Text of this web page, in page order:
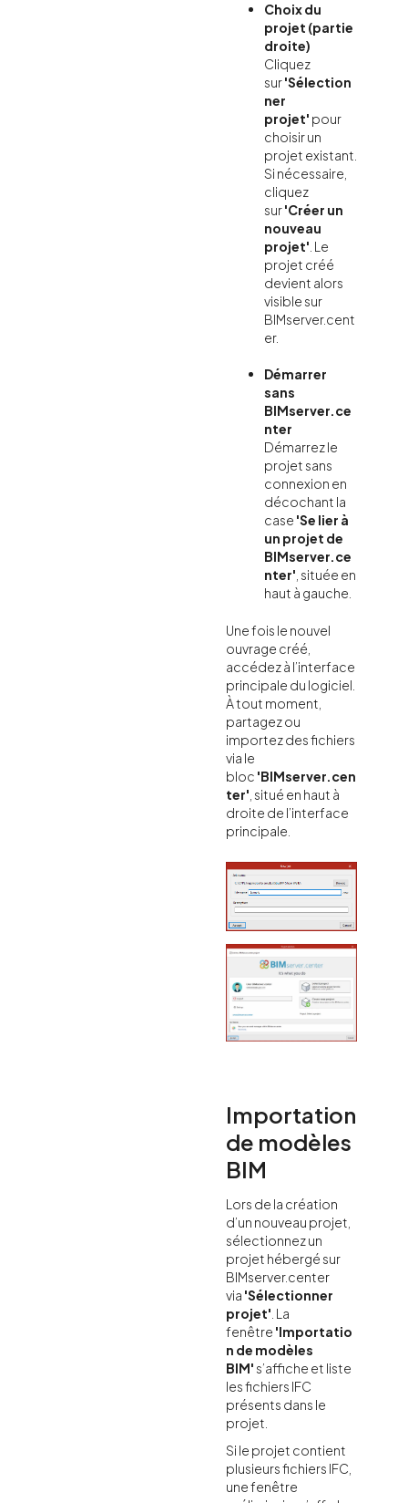
Choix du
projet (partie
droite)
Cliquez
sur'Sélection
ner
projet' pour
choisir un
projet existant.
Si nécessaire,
cliquez
sur'Créer un
nouveau
projet' . Le
projet créé
devient alors
visible sur
BIMserver.cent
er.
Démarrer
sans
BIMserver.ce
nter
Démarrez le
projet sans
connexion en
décochant la
case 'Se lier à
un projet de
BIMserver.ce
nter' , située en
haut à gauche.
Une fois le nouvel
ouvrage créé,
accédez à l’interface
principale du logiciel.
À tout moment,
partagez ou
importez des fichiers
via le
bloc 'BIMserver.cen
ter' , situé en haut à
droite de l’interface
principale.
Importation
de modèles
BIM
Lors de la création
d’un nouveau projet,
sélectionnez un
projet hébergé sur
BIMserver.center
via 'Sélectionner
projet' . La
fenêtre 'Importatio
n de modèles
BIM' s’affiche et liste
les fichiers IFC
présents dans le
projet.
Si le projet contient
plusieurs fichiers IFC,
une fenêtre